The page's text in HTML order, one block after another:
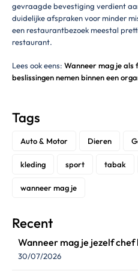
gevraagde bevestiging verdient
duidelijke afspraken voor minder
een restaurantbezoek meestal
restaurant.
Lees ook eens: Wanneer mag je als
beslissingen nemen binnen een
Tags
Auto & Motor Dieren
kleding sport tabak
wanneer mag je
Recent
Wanneer mag je jezelf chef
30/07/2026